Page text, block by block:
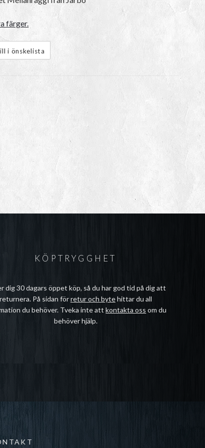
färger.
i önskelista
KÖPTRYGGHET
dig 30 dagars öppet köp, så du har god tid på dig att
returnera. På sidan förretur och bytehittar du all
du behöver. Tveka inte attkontakta oss om du
behöver hjälp.